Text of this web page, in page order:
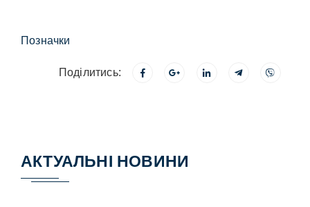
Позначки
Поділитись:
АКТУАЛЬНІ НОВИНИ